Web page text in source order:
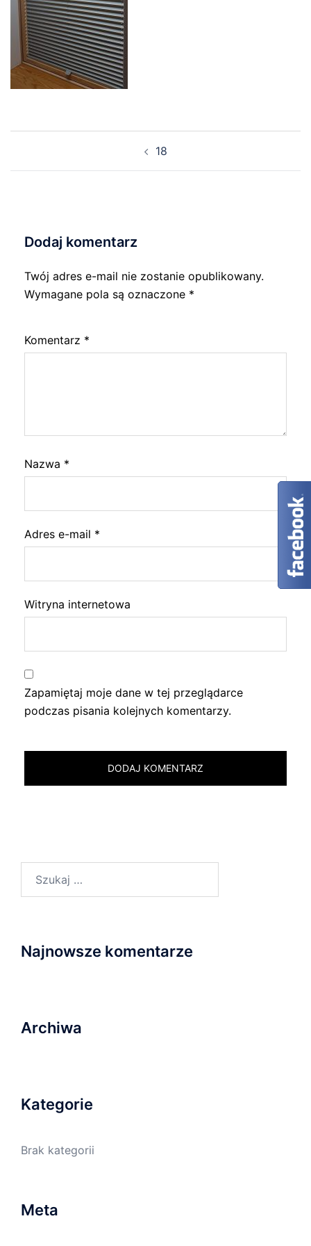
18
Dodaj komentarz
Twój adres e-mail nie zostanie opublikowany.
Wymagane pola są oznaczone *
Komentarz *
Nazwa *
Adres e-mail *
Witryna internetowa
Zapamiętaj moje dane w tej przeglądarce
podczas pisania kolejnych komentarzy.
Najnowsze komentarze
Archiwa
Kategorie
Brak kategorii
Meta